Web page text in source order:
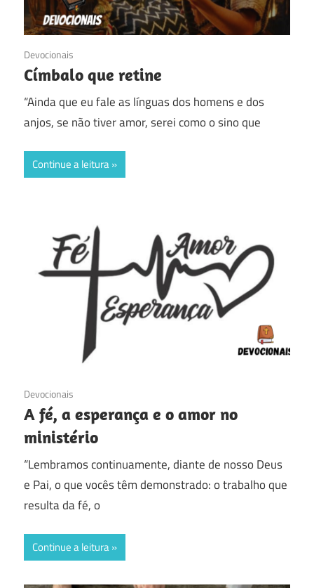
15/10/2018
Devocionais
Címbalo que retine
“Ainda que eu fale as línguas dos homens e dos
anjos, se não tiver amor, serei como o sino que
Continue a leitura
15/12/2016
Devocionais
A fé, a esperança e o amor no
ministério
“Lembramos continuamente, diante de nosso Deus
e Pai, o que vocês têm demonstrado: o trabalho que
resulta da fé, o
Continue a leitura